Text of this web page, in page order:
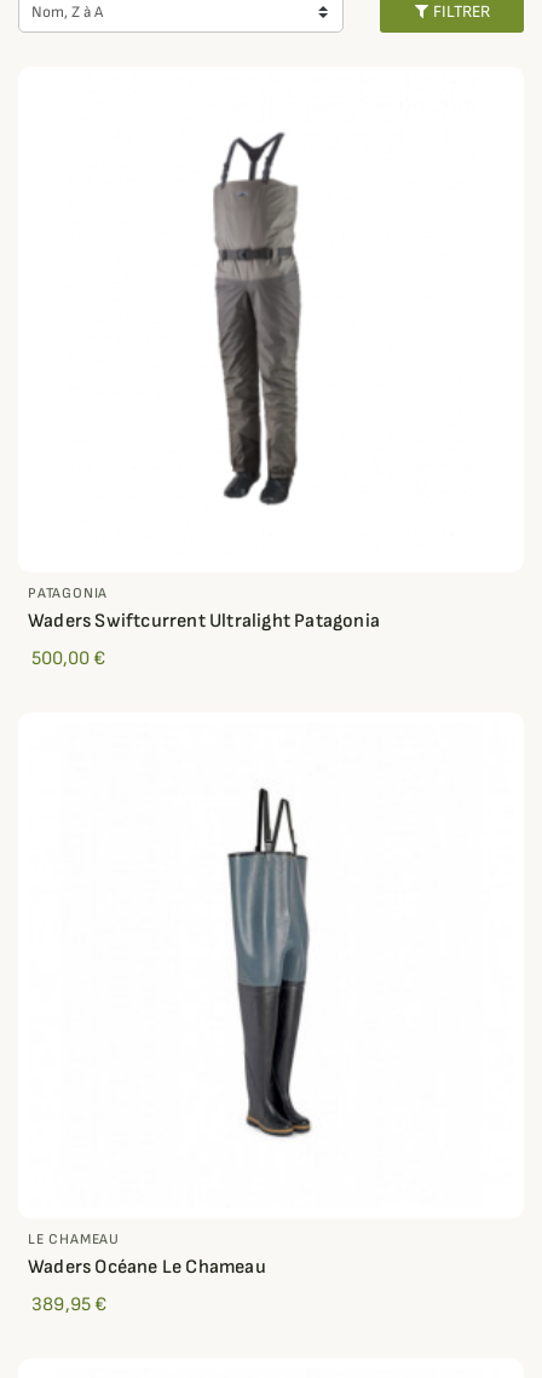
Nom, Z à A FILTRER
PATAGONIA
Waders Swiftcurrent Ultralight Patagonia
500,00 €
LE CHAMEAU
Waders Océane Le Chameau
389,95 €